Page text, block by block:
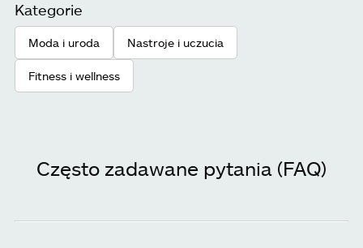
Kategorie
Moda i uroda Nastroje i uczucia
Fitness i wellness
Często zadawane pytania (FAQ)